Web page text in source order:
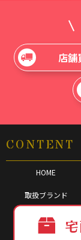
店舗
CONTENT
HOME
取扱ブランド
コラム